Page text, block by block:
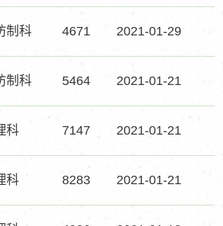
制科 4671 2021-01-29
制科 5464 2021-01-21
科 7147 2021-01-21
科 8283 2021-01-21